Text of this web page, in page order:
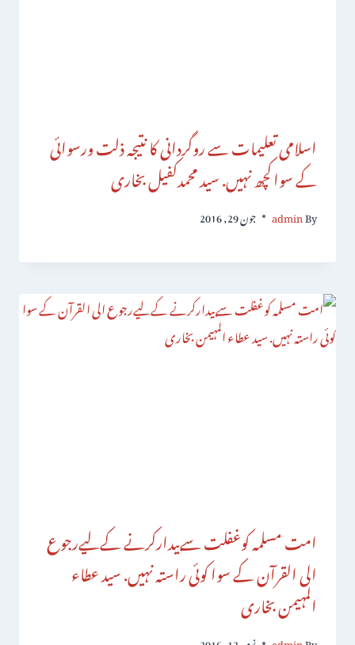
اسلامی تعلیمات سے روگردانی کا نتیجہ ذلت ورسوائی
کے سواکچھ نہیں. سید محمدکفیل بخاری
By
admin جون 29, 2016
امت مسلمہ کوغفلت سےبیدارکرنے کےلیےرجوع
الی القرآن کے سوا کوئی راستہ نہیں. سید عطاء
المہیمن بخاری